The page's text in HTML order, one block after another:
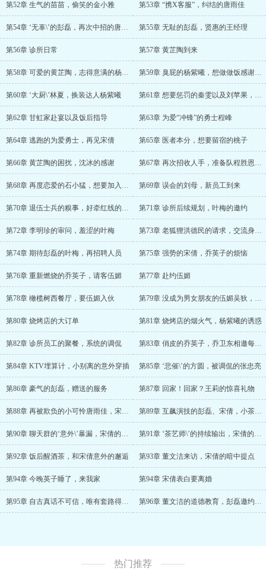
第52章 生气的苗苗，偷笑的金小雅 第53章 “携X客服”，纠结的唐雨佳
第54章 ‘无辜\’的彭磊，再次中招的唐雨佳 第55章 无耻的彭磊，贤惠的王经理
第56章 诊所日常 第57章 黄芷陶到来
第58章 可爱的黄芷陶，志得意满的杨紫曦 第59章 臭屁的杨紫曦，想做做饭感谢地林夏
第60章 ‘大厨\’林夏，换装达人杨紫曦 第61章 想要惩罚的秦雯以及刘苹果，甘虹邀约
第62章 甘虹家赴宴以及饭后指导 第63章 为爱“冲锋”的勇士程峰
第64章 逃跑的为爱勇士，再见宋倩 第65章 医者本分，想要留宿的桃子
第66章 黄芷陶的困扰，沈冰的感谢 第67章 再次招收人手，准备队程胜恩出手
第68章 再度恋爱的石小猛，想要加入大家庭的黄芷陶 第69章 误会的刘母，新员工到来
第70章 退伍士兵的糗事，好牵红线的王主任 第71章 诊所后续规划，叶梅的邀约
第72章 李明珍的审问，羞涩的叶梅 第73章 老狐狸洪德民的请求，交流身份搞定
第74章 期待彭磊的叶梅，再招聘人员 第75章 强势的宋倩，乔英子的烦恼
第76章 重新燃烧的乔英子，请客伍媚 第77章 赴约伍媚
第78章 橄榄树西餐厅，要伍媚入伙 第79章 没成为男女朋友的伍媚吴狄，烧烤店订餐
第80章 烧烤店的大订单 第81章 烧烤店的烟火气，杨紫曦的诱惑
第82章 诊所员工的聚餐，系统的调侃 第83章 俏皮的乔英子，乔卫东相邀每周一歌
第84章 KTV埋算计，小别离的意外穿插 第85章 ‘悲催\’的方圆，被调侃的张忠亮
第86章 豪气的彭磊，赠送的服务 第87章 回家！回家？王莉的惊喜礼物
第88章 再被欺负的小可怜唐雨佳，宋倩来访 第89章 互飙演技的彭磊、宋倩，小茶艺师初次表演
第90章 聊天群的‘意外\’暴漏，宋倩的邀请 第91章 ‘茶艺师\’的持续输出，宋倩的心思转变
第92章 饭后醒酒茶，和宋倩意外的邂逅 第93章 董文洁来访，宋倩的暗中提点
第94章 今晚英子睡了，来我家 第94章 宋倩表白要离婚
第95章 自古真话不可信，唯有套路得人心 第96章 董文洁的道德教育，彭磊邀约董文洁
热门推荐